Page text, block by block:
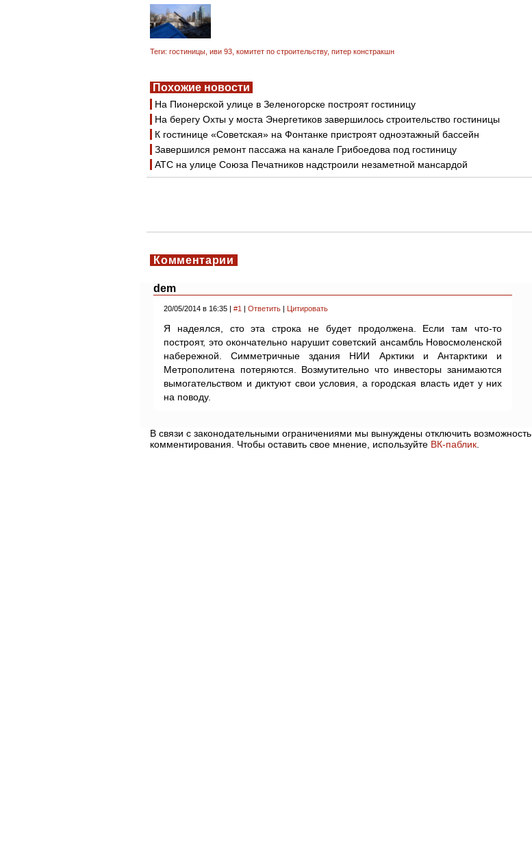
Теги: гостиницы иви 93 комитет по строительству, питер констракшн
Похожие новости
На Пионерской улице в Зеленогорске построят гостиницу
На берегу Охты у моста Энергетиков завершилось строительство гостиницы
К гостинице «Советская» на Фонтанке пристроят одноэтажный бассейн
Завершился ремонт пассажа на канале Грибоедова под гостиницу
АТС на улице Союза Печатников надстроили незаметной мансардой
Комментарии
dem
20/05/2014 в 16:35 | #1 | Ответить | Цитировать
Я надеялся, сто эта строка не будет продолжена. Если там что-то
построят, это окончательно нарушит советский ансамбль Новосмоленской
набережной. Симметричные здания НИИ Арктики и Антарктики и
Метрополитена потеряются. Возмутительно что инвесторы занимаются
вымогательством и диктуют свои условия, а городская власть идет у них
на поводу.
В связи с законодательными ограничениями мы вынуждены отключить возможность
комментирования. Чтобы оставить свое мнение, используйте ВК-паблик